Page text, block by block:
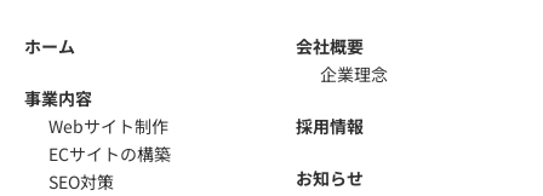
会社概要
企業理念
採用情報
お知らせ
ホーム
事業内容
Webサイト制作
ECサイトの構築
SEO対策